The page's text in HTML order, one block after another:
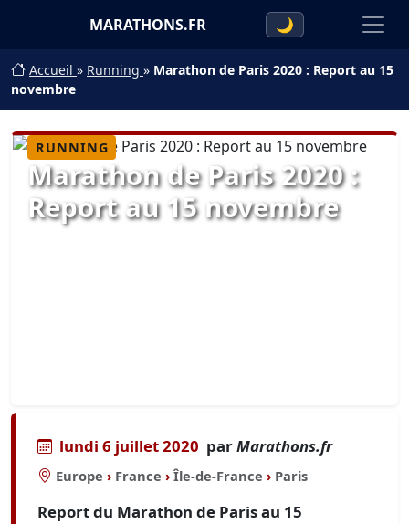
MARATHONS.FR 🌙
Accueil » Running » Marathon de Paris 2020 : Report au 15
novembre
RUNNING
Marathon de Paris 2020 :
Report au 15 novembre
lundi 6 juillet 2020 parMarathons.fr
Europe › France › Île-de-France › Paris
Report du Marathon de Paris au 15